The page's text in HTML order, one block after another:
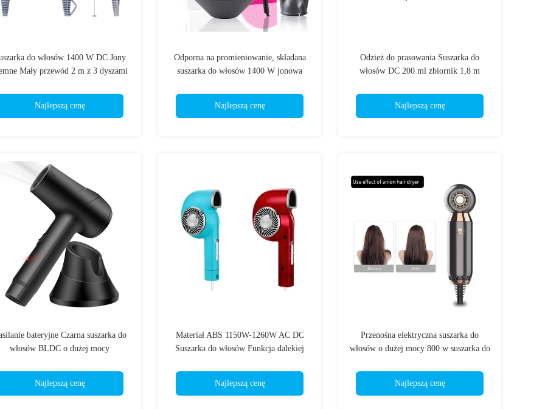
do włosów 1400 W DC Jony
Mały przewód 2 m z 3 dyszami
Najlepszą cenę
Odporna na promieniowanie, składana
suszarka do włosów 1400 W jonowa
Najlepszą cenę
Odzież do prasowania Suszarka do
włosów DC 200 ml zbiornik 1,8 m
Najlepszą cenę
bateryjne Czarna suszarka do
włosów BLDC o dużej mocy
Najlepszą cenę
Materiał ABS 1150W-1260W AC DC
Suszarka do włosów Funkcja dalekiej
Najlepszą cenę
Przenośna elektryczna suszarka do
włosów o dużej mocy 800 w suszarka do
Najlepszą cenę